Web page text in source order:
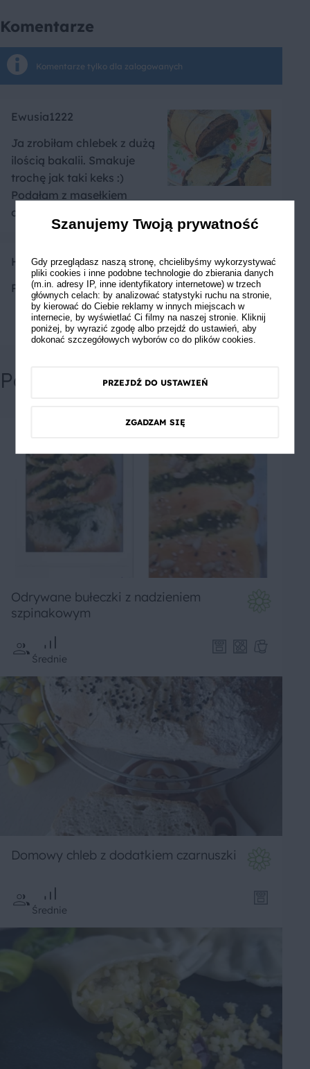
Komentarze
Komentarze tylko dla zalogowanych
Ewusia1222
Ja zrobiłam chlebek z dużą
ilością bakalii. Smakuje
trochę jak taki keks :)
Podałam z masełkiem
orzechowym
HomemadeChef
Pyszny i mięciutki
Powiązane przepisy
Odrywane bułeczki z nadzieniem
szpinakowym
Średnie
Domowy chleb z dodatkiem czarnuszki
Średnie
Szanujemy Twoją prywatność
Gdy przeglądasz naszą stronę, chcielibyśmy wykorzystywać
pliki cookies i inne podobne technologie do zbierania danych
(m.in. adresy IP, inne identyfikatory internetowe) w trzech
głównych celach: by analizować statystyki ruchu na stronie,
by kierować do Ciebie reklamy w innych miejscach w
internecie, by wyświetlać Ci filmy na naszej stronie. Kliknij
poniżej, by wyrazić zgodę albo przejdź do ustawień, aby
dokonać szczegółowych wyborów co do plików cookies.
PRZEJDŹ DO USTAWIEŃ
ZGADZAM SIĘ